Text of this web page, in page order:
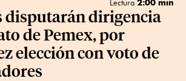
Lectura 2:00 min
disputarán dirigencia
de Pemex, por
elección con voto de